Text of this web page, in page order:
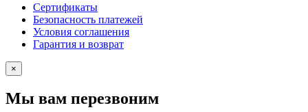
Сертификаты
Безопасность платежей
Условия соглашения
Гарантия и возврат
×
Мы вам перезвоним